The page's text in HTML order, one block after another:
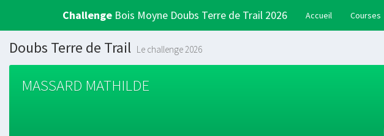
Challenge Bois Moyne Doubs Terre de Trail 2026 Accueil Courses
Doubs Terre de Trail Le challenge 2026
MASSARD MATHILDE